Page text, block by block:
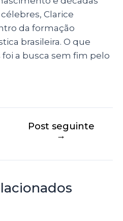
Clarice
da formação
brasileira. O que
a busca sem fim pelo
Post seguinte
→